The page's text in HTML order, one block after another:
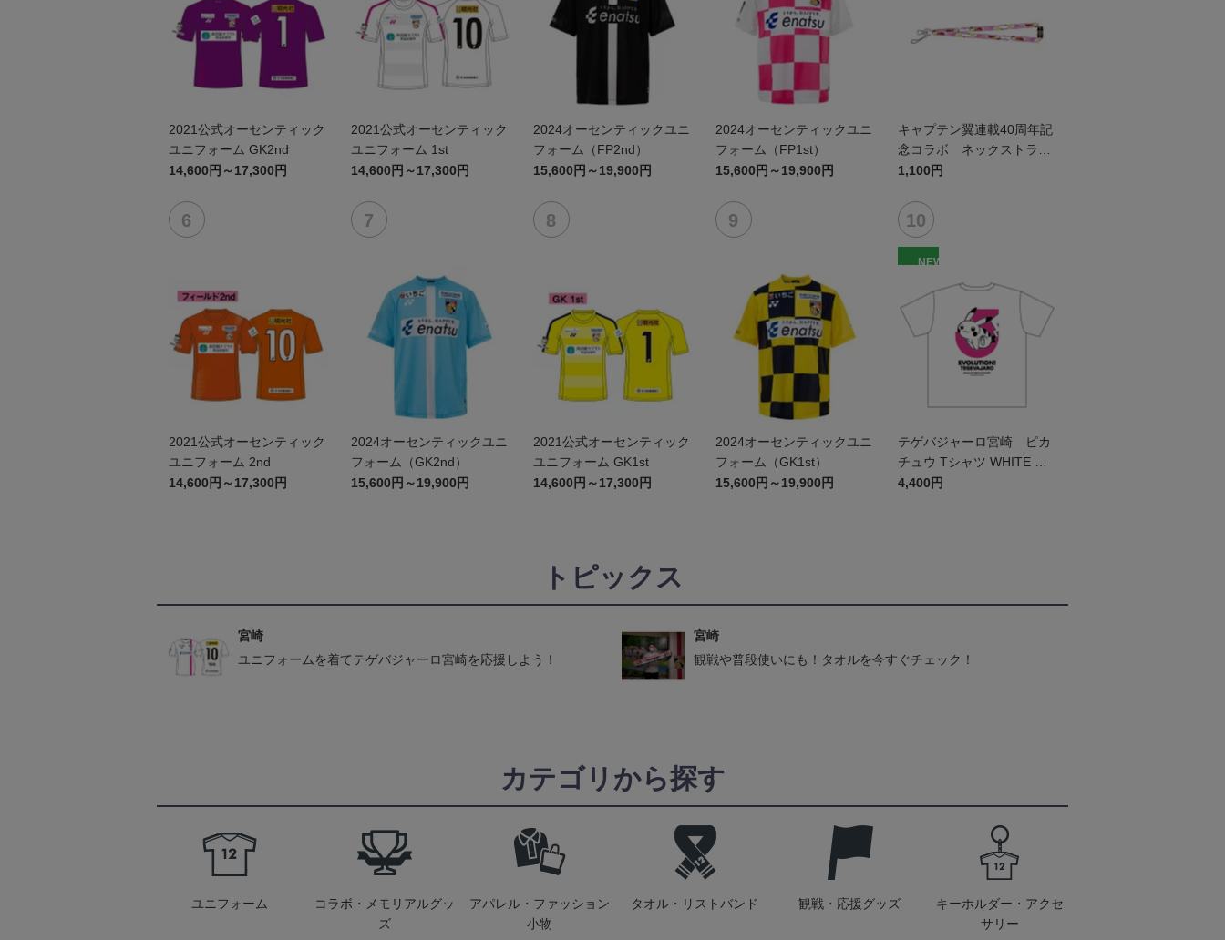
2021公式オーセンティック
ユニフォーム GK2nd
14,600円～17,300円
2021公式オーセンティック
ユニフォーム 1st
14,600円～17,300円
2024オーセンティックユニ
フォーム（FP2nd）
15,600円～19,900円
2024オーセンティックユニ
フォーム（FP1st）
15,600円～19,900円
キャプテン翼連載40周年記
念コラボ ネックストラッ
プ（テゲバジャーロ宮崎）
1,100円
2021公式オーセンティック
ユニフォーム 2nd
14,600円～17,300円
2024オーセンティックユニ
フォーム（GK2nd）
15,600円～19,900円
2021公式オーセンティック
ユニフォーム GK1st
14,600円～17,300円
2024オーセンティックユニ
フォーム（GK1st）
15,600円～19,900円
NEW
テゲバジャーロ宮崎 ピカ
チュウ Tシャツ WHITE キ
ッズ
4,400円
トピックス
宮崎
ユニフォームを着てテゲバジャーロ宮崎を応援しよう！
宮崎
観戦や普段使いにも！タオルを今すぐチェック！
カテゴリから探す
ユニフォーム
コラボ・メモリアルグッ
ズ
アパレル・ファッション
小物
タオル・リストバンド 観戦・応援グッズ
キーホルダー・アクセ
サリー